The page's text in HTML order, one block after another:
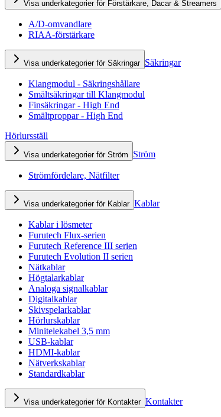
Visa underkategorier för Förstärkare, Dacar & Streamers
A/D-omvandlare
RIAA-förstärkare
Visa underkategorier för Säkringar Säkringar
Klangmodul - Säkringshållare
Smältsäkringar till Klangmodul
Finsäkringar - High End
Smältproppar - High End
Hörlursställ
Visa underkategorier för Ström Ström
Strömfördelare, Nätfilter
Visa underkategorier för Kablar Kablar
Kablar i lösmeter
Furutech Flux-serien
Furutech Reference III serien
Furutech Evolution II serien
Nätkablar
Högtalarkablar
Analoga signalkablar
Digitalkablar
Skivspelarkablar
Hörlurskablar
Minitelekabel 3,5 mm
USB-kablar
HDMI-kablar
Nätverkskablar
Standardkablar
Visa underkategorier för Kontakter Kontakter